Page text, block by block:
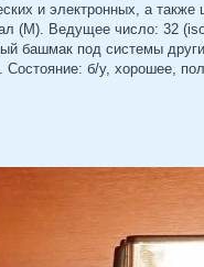
и электронных, а
(М). Ведущее число: 32
башмак под системы
б/у, хорошее,